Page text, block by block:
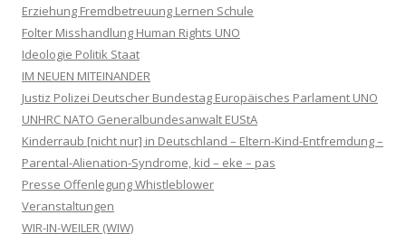
Erziehung Fremdbetreuung Lernen Schule
Folter Misshandlung Human Rights UNO
Ideologie Politik Staat
IM NEUEN MITEINANDER
Justiz Polizei Deutscher Bundestag Europäisches Parlament UNO
UNHRC NATO Generalbundesanwalt EUStA
Kinderraub [nicht nur] in Deutschland – Eltern-Kind-Entfremdung –
Parental-Alienation-Syndrome, kid – eke – pas
Presse Offenlegung Whistleblower
Veranstaltungen
WIR-IN-WEILER (WIW)